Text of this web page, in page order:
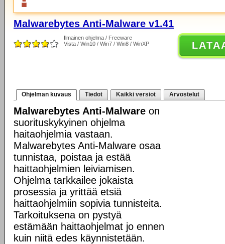
Malwarebytes Anti-Malware v1.41
Ilmainen ohjelma / Freeware
Vista / Win10 / Win7 / Win8 / WinXP
Ohjelman kuvaus Tiedot Kaikki versiot Arvostelut
Malwarebytes Anti-Malware on
suorituskykyinen ohjelma
haitaohjelmia vastaan.
Malwarebytes Anti-Malware osaa
tunnistaa, poistaa ja estää
haittaohjelmien leiviamisen.
Ohjelma tarkkailee jokaista
prosessia ja yrittää etsiä
haittaohjelmiin sopivia tunnisteita.
Tarkoituksena on pystyä
estämään haittaohjelmat jo ennen
kuin niitä edes käynnistetään.